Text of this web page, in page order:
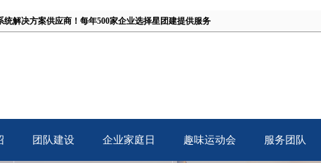
解决方案供应商！ 每年500家企业选择星团建提供服务
团队建设 企业家庭日 趣味运动会 服务团队